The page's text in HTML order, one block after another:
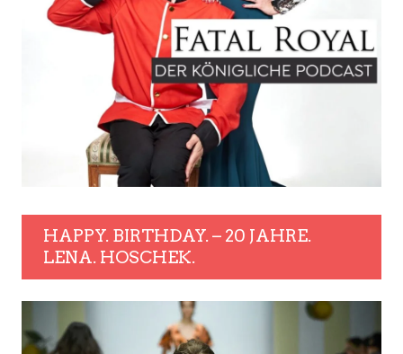
HAPPY. BIRTHDAY. – 20 JAHRE.
LENA. HOSCHEK.